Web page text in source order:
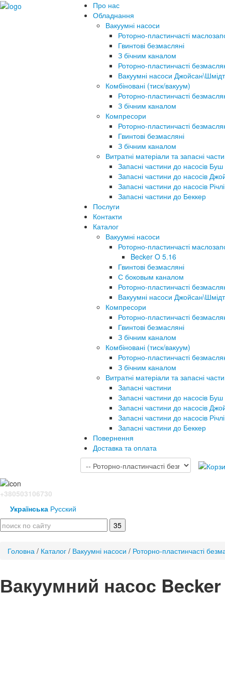
Про нас
Обладнання
Вакуумні насоси
Роторно-пластинчасті
Гвинтові безмасляні
З бічним каналом
Роторно-пластинчасті
Вакуумні насоси Джойсан\Шмідт
Комбіновані (тиск/вакуум)
Роторно-пластинчасті
З бічним каналом
Компресори
Роторно-пластинчасті
Гвинтові безмасляні
З бічним каналом
Витратні матеріали та запасні
Запасні частини до насосів Буш
Запасні частини до насосів
Запасні частини до насосів Річлі
Запасні частини до Беккер
Послуги
Контакти
Каталог
Вакуумні насоси
Роторно-пластинчасті
Becker O 5.16
Гвинтові безмасляні
С боковым каналом
Роторно-пластинчасті
Вакуумні насоси Джойсан\Шмідт
Компресори
Роторно-пластинчасті
Гвинтові безмасляні
З бічним каналом
Комбіновані (тиск/вакуум)
Роторно-пластинчасті
З бічним каналом
Витратні матеріали та запасні
Запасні частини
Запасні частини до насосів Буш
Запасні частини до насосів
Запасні частини до насосів Річлі
Запасні частини до Беккер
Повернення
Доставка та оплата
+380503106730
Українська Русский
Головна / Каталог / Вакуумні насоси / Роторно-пластинчасті
Вакуумний насос